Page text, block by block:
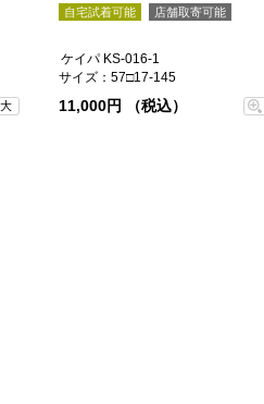
自宅試着可能 店舗取寄可能
ケイパ KS-016-1
サイズ：57□17-145
11,000円 （税込）